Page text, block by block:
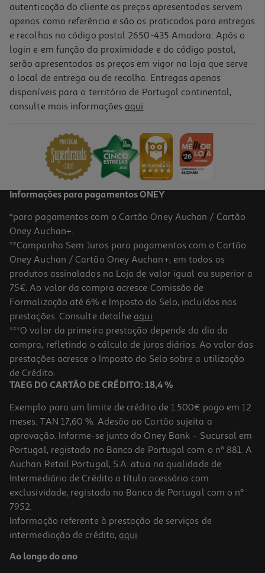
Livro O Lobo Que Sonhava Com Oceano Livro De Histórias
PVP de editor
Livro O Lobo Que Partiu À Descoberta Do Museu
8.99 €/un
10,00 € PVP de editor
8,99 €
O Lobo Que Viajava No Tempo
8.99 €/un
autenticação do cliente os preços apresentados servem
apenas como referência e são os praticados para entregas
e recolhas no código postal 2650-435 Amadora. Após o
login e em função da proximidade e do código postal,
serão apresentados os preços em vigor na loja que serve
o local de entrega ou de recolha. Entregas apenas
disponíveis para o território de Portugal continental,
consulte mais informações aqui.
Informações para pagamentos ONEY
*para pagamentos com o Cartão Oney Auchan / Cartão
Oney Auchan+.
**Campanha Sem Juros para pagamentos com o Cartão
Oney Auchan / Cartão Oney Auchan+, em todos os
produtos assinalados na Loja de valor igual ou superior a
75€. Ao valor da compra acresce Comissão de
Formalização até 6% e Imposto do Selo, incluídos nas
prestações. Consulte detalhe aqui.
***O valor da primeira prestação depende do dia da
compra, refletindo o cálculo de juros diários. Ao valor das
prestações acresce o Imposto do Selo sobre a utilização
de Crédito.
TAEG DO CARTÃO DE CRÉDITO: 18,4 %
Exemplo para um limite de crédito de 1.500€ pago em 12
meses. TAN 17,60 %. Adesão ao Cartão sujeita a
aprovação. Informe-se junto do Oney Bank – Sucursal em
Portugal, registado no Banco de Portugal com o nº 881. A
Auchan Retail Portugal, S.A. atua na qualidade de
Intermediário de Crédito a título acessório com
exclusividade, registado no Banco de Portugal com o nº
7952.
Informação referente à prestação de serviços de
intermediação de crédito, aqui.
Ao longo do ano